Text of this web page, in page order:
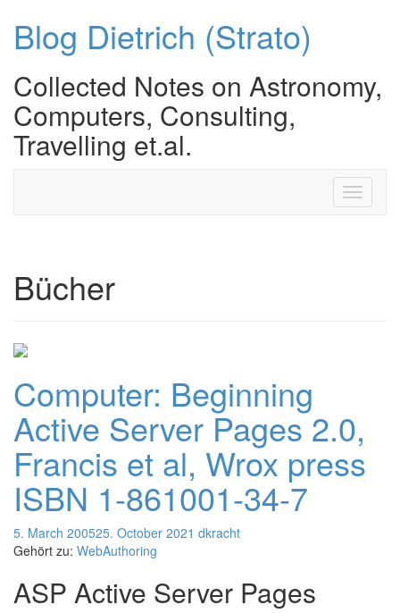
Blog Dietrich (Strato)
Collected Notes on Astronomy,
Computers, Consulting,
Travelling et.al.
Toggle
Bücher
Computer: Beginning
Active Server Pages 2.0,
Francis et al, Wrox press
ISBN 1-861001-34-7
5. March 200525. October 2021 dkracht
Gehört zu: WebAuthoring
ASP Active Server Pages